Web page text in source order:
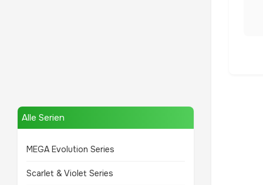
Alle Serien
MEGA Evolution Series
Scarlet & Violet Series